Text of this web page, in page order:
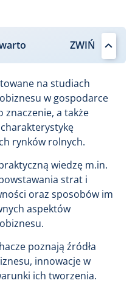
na studiach
w gospodarce
znaczenie, a także
rynków rolnych.
wiedzę m.in.
strat i
oraz sposobów im
aspektów
poznają źródła
innowacje w
ich tworzenia.